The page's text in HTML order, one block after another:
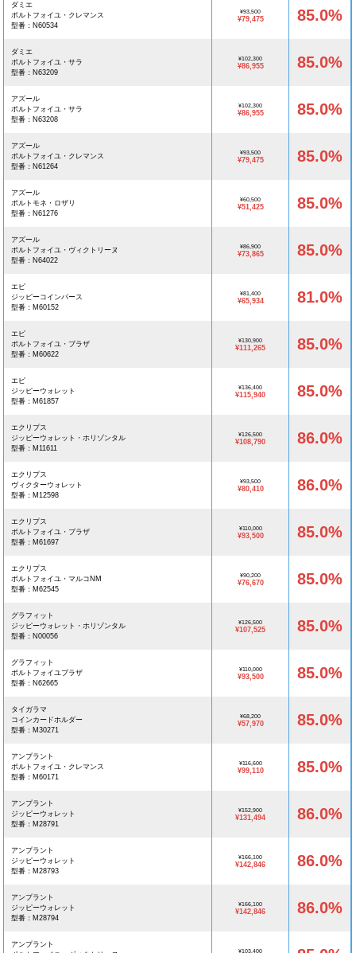
ダミエ
ポルトフォイユ・クレマンス
型番：N60534
¥93,500
¥79,475 85.0%
ダミエ
ポルトフォイユ・サラ
型番：N63209
¥102,300
¥86,955 85.0%
アズール
ポルトフォイユ・サラ
型番：N63208
¥102,300
¥86,955 85.0%
アズール
ポルトフォイユ・クレマンス
型番：N61264
¥93,500
¥79,475 85.0%
アズール
ポルトモネ・ロザリ
型番：N61276
¥60,500
¥51,425 85.0%
アズール
ポルトフォイユ・ヴィクトリーヌ
型番：N64022
¥86,900
¥73,865 85.0%
エピ
ジッピーコインパース
型番：M60152
¥81,400
¥65,934 81.0%
エピ
ポルトフォイユ・ブラザ
型番：M60622
¥130,900
¥111,265 85.0%
エピ
ジッピーウォレット
型番：M61857
¥136,400
¥115,940 85.0%
エクリプス
ジッピーウォレット・ホリゾンタル
型番：M11611
¥126,500
¥108,790 86.0%
エクリプス
ヴィクターウォレット
型番：M12598
¥93,500
¥80,410 86.0%
エクリプス
ポルトフォイユ・ブラザ
型番：M61697
¥110,000
¥93,500 85.0%
エクリプス
ポルトフォイユ・マルコNM
型番：M62545
¥90,200
¥76,670 85.0%
グラフィット
ジッピーウォレット・ホリゾンタル
型番：N00056
¥126,500
¥107,525 85.0%
グラフィット
ポルトフォイユブラザ
型番：N62665
¥110,000
¥93,500 85.0%
タイガラマ
コインカードホルダー
型番：M30271
¥68,200
¥57,970 85.0%
アンプラント
ポルトフォイユ・クレマンス
型番：M60171
¥116,600
¥99,110 85.0%
アンプラント
ジッピーウォレット
型番：M28791
¥152,900
¥131,494 86.0%
アンプラント
ジッピーウォレット
型番：M28793
¥166,100
¥142,846 86.0%
アンプラント
ジッピーウォレット
型番：M28794
¥166,100
¥142,846 86.0%
アンプラント
¥103,400